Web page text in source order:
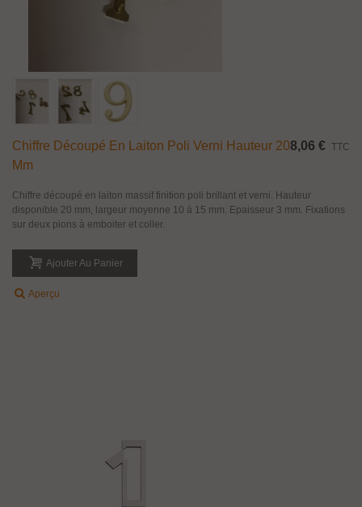
Chiffre Découpé En Laiton Poli Verni Hauteur 20
Mm
8,06 € TTC
Chiffre découpé en laiton massif finition poli brillant et verni. Hauteur
disponible 20 mm, largeur moyenne 10 à 15 mm. Epaisseur 3 mm. Fixations
sur deux pions à emboiter et coller.
Ajouter Au Panier
Aperçu